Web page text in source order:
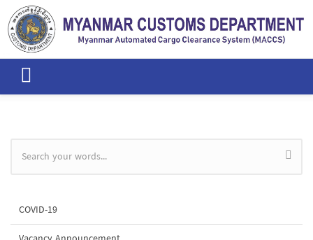
Skip to main content
Search form
COVID-19